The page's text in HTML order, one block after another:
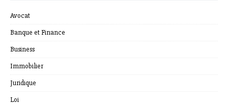
Avocat
Banque et Finance
Business
Immobilier
Juridique
Loi